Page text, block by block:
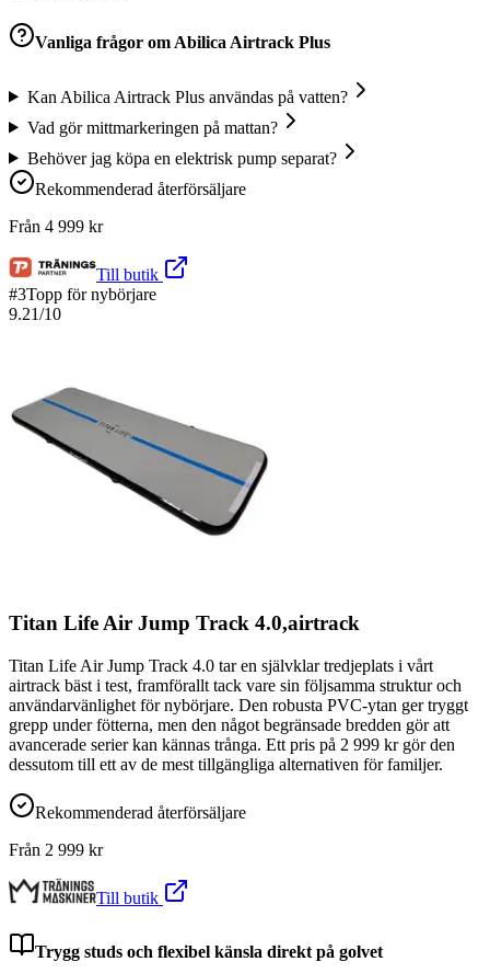
Vanliga frågor om Abilica Airtrack Plus
Kan Abilica Airtrack Plus användas på vatten?
Vad gör mittmarkeringen på mattan?
Behöver jag köpa en elektrisk pump separat?
Rekommenderad återförsäljare
Från 4 999 kr
Till butik
#3Topp för nybörjare
9.21/10
Titan Life Air Jump Track 4.0,airtrack
Titan Life Air Jump Track 4.0 tar en självklar tredjeplats i vårt
airtrack bäst i test, framförallt tack vare sin följsamma struktur och
användarvänlighet för nybörjare. Den robusta PVC-ytan ger tryggt
grepp under fötterna, men den något begränsade bredden gör att
avancerade serier kan kännas trånga. Ett pris på 2 999 kr gör den
dessutom till ett av de mest tillgängliga alternativen för familjer.
Rekommenderad återförsäljare
Från 2 999 kr
Till butik
Trygg studs och flexibel känsla direkt på golvet